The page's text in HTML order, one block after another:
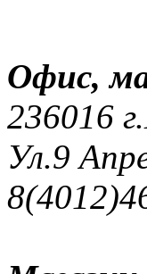
Офис,
236016
Ул.9